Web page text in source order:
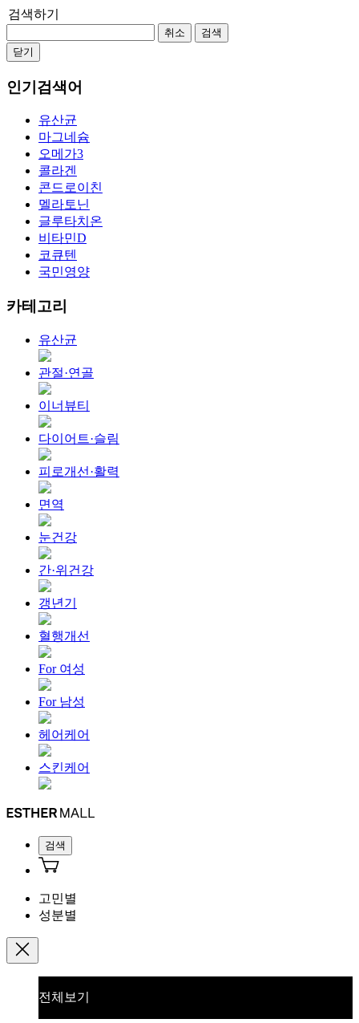
검색하기
취소
검색
닫기
인기검색어
유산균
마그네슘
오메가3
콜라겐
콘드로이친
멜라토닌
글루타치온
비타민D
코큐텐
국민영양
카테고리
유산균
관절·연골
이너뷰티
다이어트·슬림
피로개선·활력
면역
눈건강
간·위건강
갱년기
혈행개선
For 여성
For 남성
헤어케어
스킨케어
검색
고민별
성분별
전체보기